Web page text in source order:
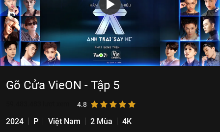
Gõ Cửa VieON - Tập 5
4.8
2024 P Việt Nam 2 Mùa
4K